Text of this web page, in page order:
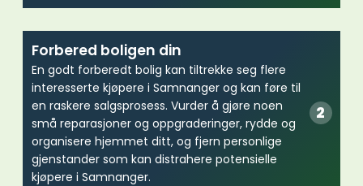
Forbered boligen din
En godt forberedt bolig kan tiltrekke seg flere
interesserte kjøpere i Samnanger og kan føre til
en raskere salgsprosess. Vurder å gjøre noen
små reparasjoner og oppgraderinger, rydde og
organisere hjemmet ditt, og fjern personlige
gjenstander som kan distrahere potensielle
kjøpere i Samnanger.